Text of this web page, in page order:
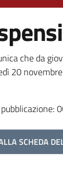
che da
20 novembre
SCHEDA